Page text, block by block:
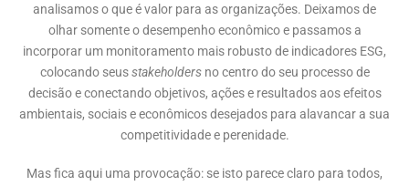
analisamos o que é valor para as organizações. Deixamos de
olhar somente o desempenho econômico e passamos a
incorporar um monitoramento mais robusto de indicadores ESG,
colocando seusstakeholdersno centro do seu processo de
decisão e conectando objetivos, ações e resultados aos efeitos
ambientais, sociais e econômicos desejados para alavancar a sua
competitividade e perenidade.
Mas fica aqui uma provocação: se isto parece claro para todos,